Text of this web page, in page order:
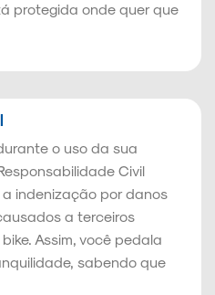
protegida onde quer que
o uso da sua
Civil
indenização por danos
a terceiros
Assim, você pedala
sabendo que